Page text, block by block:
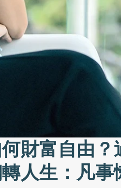
財富自由
人生：凡事